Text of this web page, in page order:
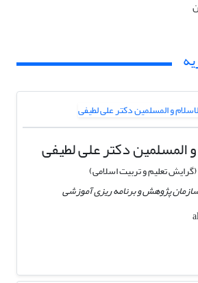
المسلمین دکتر علی لطیفی
تعلیم و تربیت اسلامی)
پژوهش و برنامه ریزی آموزشی